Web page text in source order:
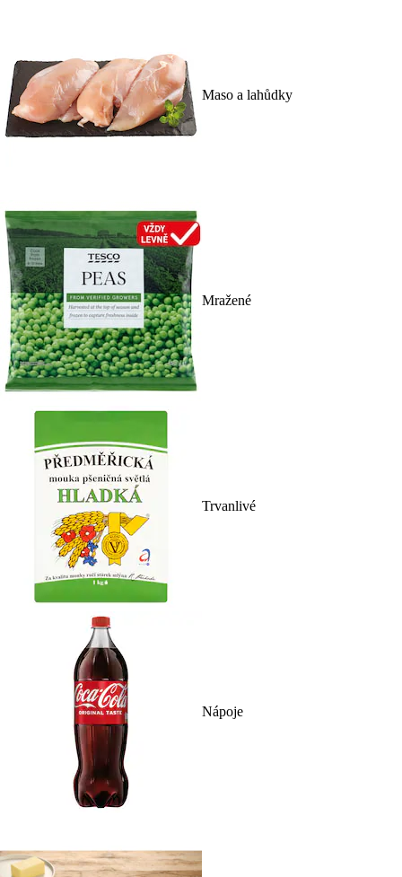
Maso a lahůdky
Mražené
Trvanlivé
Nápoje